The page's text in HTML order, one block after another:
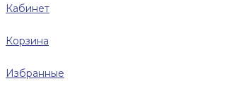
Кабинет
Корзина
Избранные